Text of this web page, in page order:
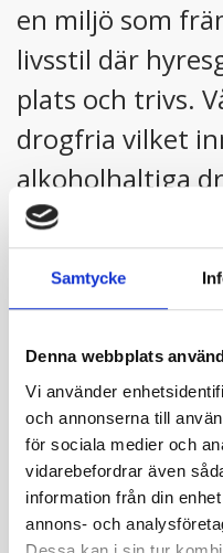
Samtycke
Denna webbplats
Vi använder
och annonserna till
för sociala medier och
vidarebefordrar även
information från din
annons- och
en miljö som
livsstil där
plats och trivs.
drogfria vilket
alkoholhaltiga
Stugan Björken:
5 sovrum med
Två toaletter varav en
Kök inkl diskmaskin
Parkeringsplats för 2
Har öppen spis, wifi och
Stugan Granen:
4 sovrum för 8
våningssängar för 6
enkelsängar.
Read more